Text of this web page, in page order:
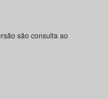
são consulta ao